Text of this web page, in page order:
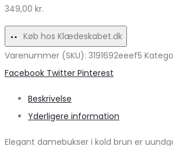
349,00 kr.
Køb hos Klædeskabet.dk
Varenummer (SKU): 3191692eeef5
Share
Facebook Twitter Pinterest
Beskrivelse
Yderligere information
Elegant damebukser i kold brun er